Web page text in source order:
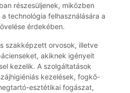
részesüljenek, miközben
technológia felhasználására a
érdekében.
szakképzett orvosok, illetve
akiknek igényeit
kezelik. A szolgáltatások
kezelések, fogkő-
esztétikai fogászat,